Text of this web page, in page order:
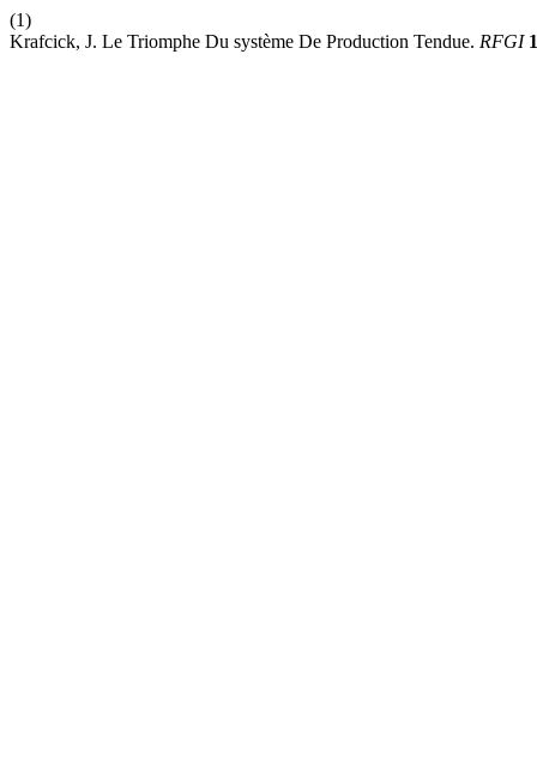
(1)
Krafcick, J. Le Triomphe Du système De Production Tendue. RFGI